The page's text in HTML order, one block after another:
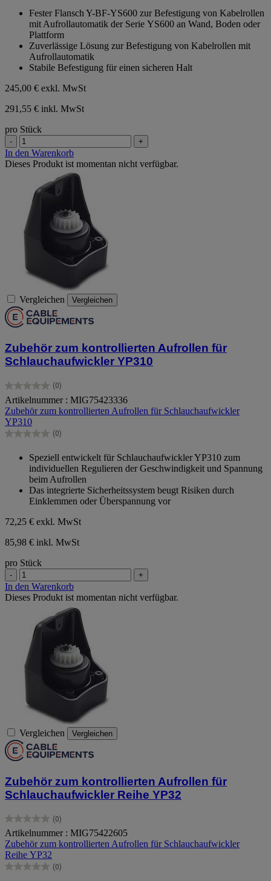
Sternen.
Fester Flansch Y-BF-YS600 zur Befestigung von Kabelrollen
mit Aufrollautomatik der Serie YS600 an Wand, Boden oder
Plattform
Zuverlässige Lösung zur Befestigung von Kabelrollen mit
Aufrollautomatik
Stabile Befestigung für einen sicheren Halt
245,00 € exkl. MwSt
291,55 € inkl. MwSt
pro Stück
- +
In den Warenkorb
Dieses Produkt ist momentan nicht verfügbar.
Vergleichen Vergleichen
Zubehör zum kontrollierten Aufrollen für
Schlauchaufwickler YP310
(0)
0.0
von
5
Sternen.
Artikelnummer : MIG75423336
Zubehör zum kontrollierten Aufrollen für Schlauchaufwickler
YP310
(0)
0.0
Sternen.
Speziell entwickelt für Schlauchaufwickler YP310 zum
individuellen Regulieren der Geschwindigkeit und Spannung
beim Aufrollen
Das integrierte Sicherheitssystem beugt Risiken durch
Einklemmen oder Überspannung vor
72,25 € exkl. MwSt
85,98 € inkl. MwSt
pro Stück
- +
In den Warenkorb
Dieses Produkt ist momentan nicht verfügbar.
Vergleichen Vergleichen
Zubehör zum kontrollierten Aufrollen für
Schlauchaufwickler Reihe YP32
(0)
0.0
von
5
Sternen.
Artikelnummer : MIG75422605
Zubehör zum kontrollierten Aufrollen für Schlauchaufwickler
Reihe YP32
(0)
0.0